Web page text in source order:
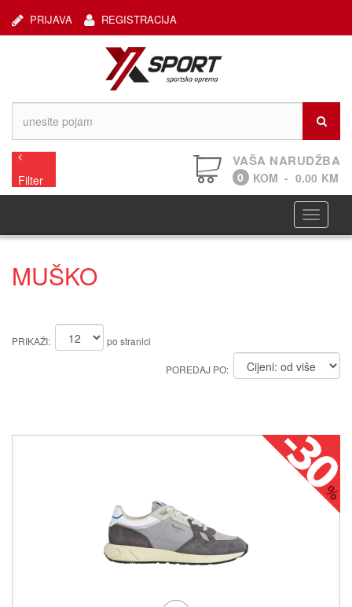
REGISTRACIJA
PRIJAVA
Filter
VAŠA NARUDŽBA
0 KOM - 0.00 KM
MUŠKO
PRIKAŽI: po stranici
POREDAJ PO: